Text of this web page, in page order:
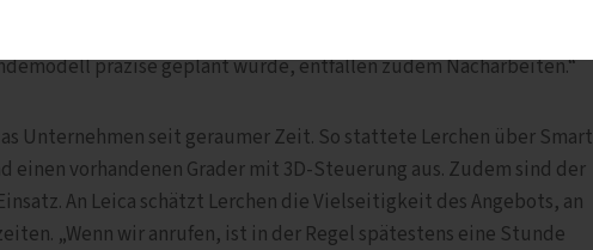
fangen sofort an zu baggern. Der Baggerfahrer kann nahezu alle
präzise geplant wurde, entfallen zudem Nacharbeiten.“
Unternehmen seit geraumer Zeit. So stattete Lerchen über Smart
einen vorhandenen Grader mit 3D-Steuerung aus. Zudem sind der
An Leica schätzt Lerchen die Vielseitigkeit des Angebots, an
„Wenn wir anrufen, ist in der Regel spätestens eine Stunde